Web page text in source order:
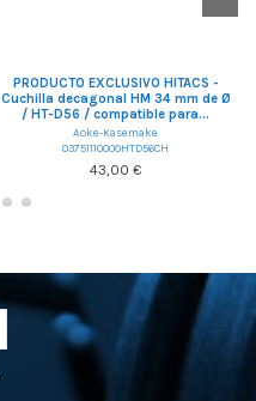
PRODUCTO EXCLUSIVO HITACS -
Cuchilla decagonal HM 34 mm de Ø
/ HT-D56 / compatible para...
Aoke-Kasemake
03751110000HTD56CH
43,00 €